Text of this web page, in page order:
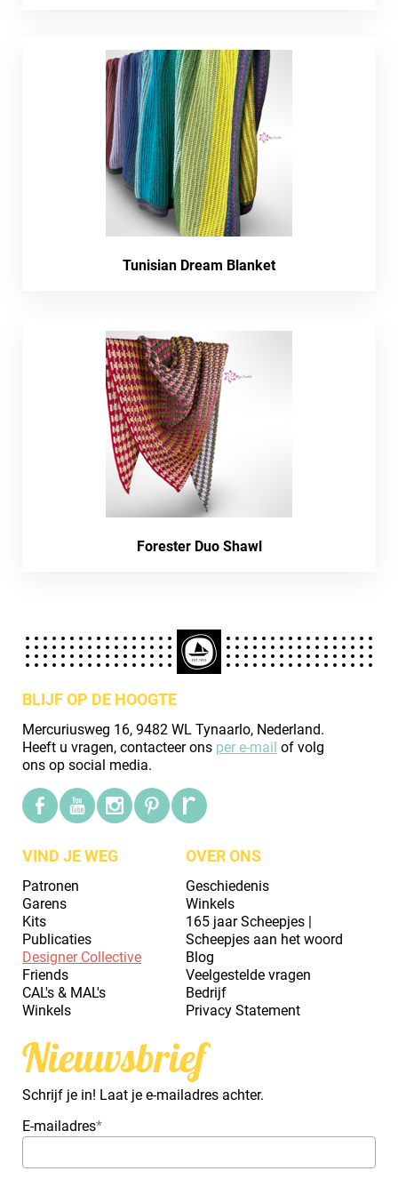
Tunisian Dream Blanket
Forester Duo Shawl
BLIJF OP DE HOOGTE
Mercuriusweg 16, 9482 WL Tynaarlo, Nederland.
Heeft u vragen, contacteer ons per e-mail of volg
ons op social media.
VIND JE WEG
Patronen
Garens
Kits
Publicaties
Designer Collective
Friends
CAL's & MAL's
Winkels
OVER ONS
Geschiedenis
Winkels
165 jaar Scheepjes |
Scheepjes aan het woord
Blog
Veelgestelde vragen
Bedrijf
Privacy Statement
Nieuwsbrief
Schrijf je in! Laat je e-mailadres achter.
E-mailadres*